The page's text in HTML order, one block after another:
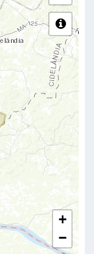
+
−